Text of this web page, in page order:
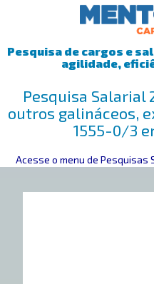
Pesquisa de cargos e
agilidade,
Pesquisa Salarial
outros galináceos,
1555-0/3
Mentoring>Pesquisa Salarial
Acesse o menu de Pesquisas